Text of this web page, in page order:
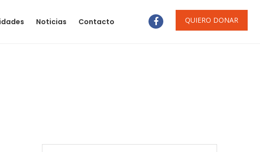
Noticias Contacto QUIERO DONAR